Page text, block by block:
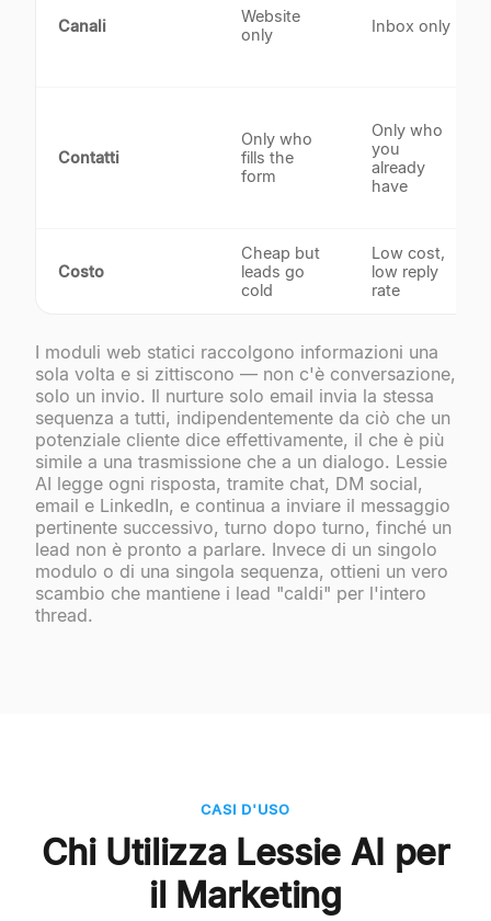
Canali
Website
only
Inbox only
Contatti
Only who
fills the
form
Only who
you
already
have
Costo
Cheap but
leads go
cold
Low cost,
low reply
rate
I moduli web statici raccolgono informazioni una
sola volta e si zittiscono — non c'è conversazione,
solo un invio. Il nurture solo email invia la stessa
sequenza a tutti, indipendentemente da ciò che un
potenziale cliente dice effettivamente, il che è più
simile a una trasmissione che a un dialogo. Lessie
AI legge ogni risposta, tramite chat, DM social,
email e LinkedIn, e continua a inviare il messaggio
pertinente successivo, turno dopo turno, finché un
lead non è pronto a parlare. Invece di un singolo
modulo o di una singola sequenza, ottieni un vero
scambio che mantiene i lead "caldi" per l'intero
thread.
CASI D'USO
Chi Utilizza Lessie AI per
il Marketing